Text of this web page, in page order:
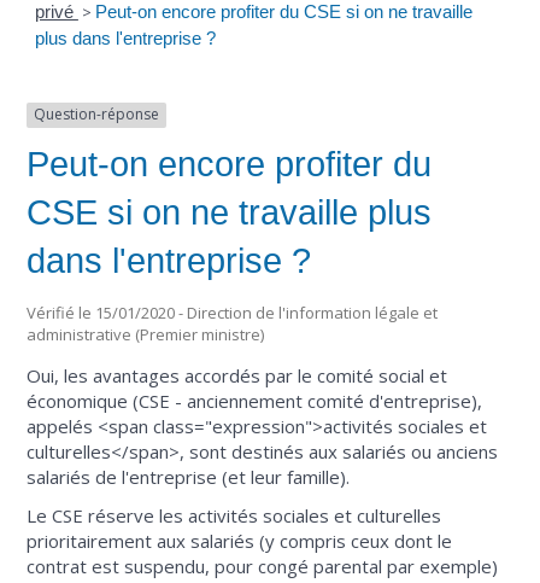
privé > Peut-on encore profiter du CSE si on ne travaille
plus dans l'entreprise ?
Question-réponse
Peut-on encore profiter du
CSE si on ne travaille plus
dans l'entreprise ?
Vérifié le 15/01/2020 - Direction de l'information légale et
administrative (Premier ministre)
Oui, les avantages accordés par le comité social et
économique (CSE - anciennement comité d'entreprise),
appelés <span class="expression">activités sociales et
culturelles</span>, sont destinés aux salariés ou anciens
salariés de l'entreprise (et leur famille).
Le CSE réserve les activités sociales et culturelles
prioritairement aux salariés (y compris ceux dont le
contrat est suspendu, pour congé parental par exemple)